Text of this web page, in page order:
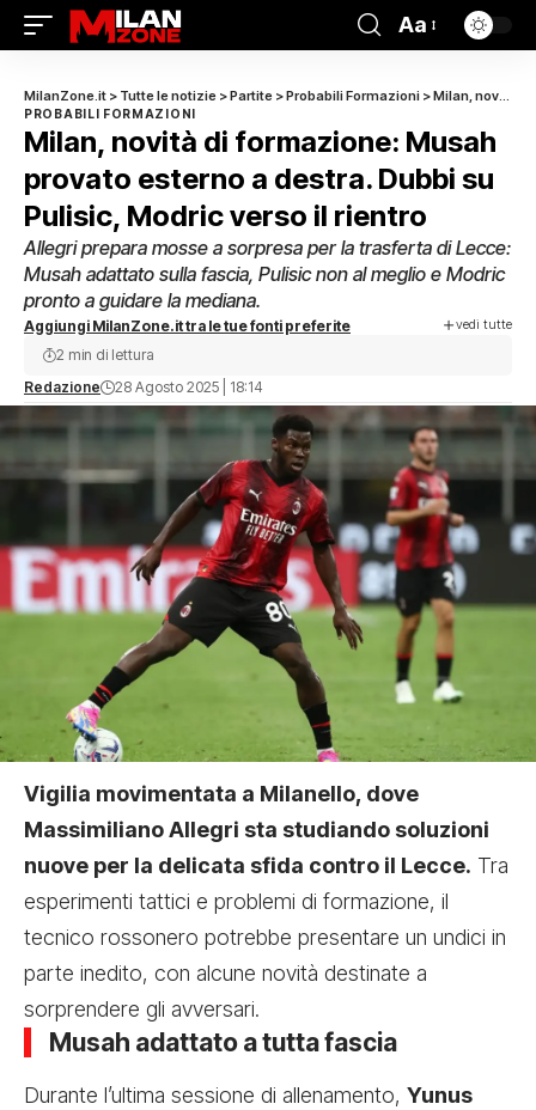
Aa
MilanZone.it > Tutte le notizie >Partite >Probabili Formazioni >Milan, novità di formazione: Musah provato esterno a destra. Dubbi su Pulisic, Modric verso il rientro
PROBABILI FORMAZIONI
Milan, novità di formazione: Musah
provato esterno a destra. Dubbi su
Pulisic, Modric verso il rientro
Allegri prepara mosse a sorpresa per la trasferta di Lecce:
Musah adattato sulla fascia, Pulisic non al meglio e Modric
pronto a guidare la mediana.
Aggiungi MilanZone.it tra le tue fonti preferite vedi tutte
Redazione 28 Agosto 2025 | 18:14
2 min di lettura
Vigilia movimentata a Milanello, dove
Massimiliano Allegri sta studiando soluzioni
nuove per la delicata sfida contro il Lecce. Tra
esperimenti tattici e problemi di formazione, il
tecnico rossonero potrebbe presentare un undici in
parte inedito, con alcune novità destinate a
sorprendere gli avversari.
Musah adattato a tutta fascia
Durante l’ultima sessione di allenamento, Yunus